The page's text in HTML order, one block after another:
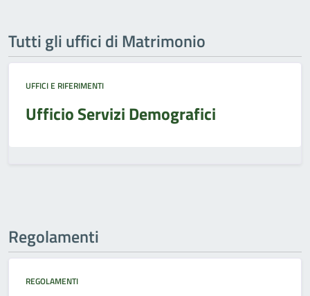
Tutti gli uffici di Matrimonio
UFFICI E RIFERIMENTI
Ufficio Servizi Demografici
Regolamenti
REGOLAMENTI